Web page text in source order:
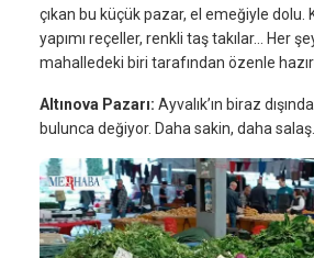
çıkan bu küçük pazar, el emeğiyle dolu.
yapımı reçeller, renkli taş takılar… Her
mahalledeki biri tarafından özenle
Altınova Pazarı: Ayvalık’ın biraz
bulunca değiyor. Daha sakin, daha salaş.